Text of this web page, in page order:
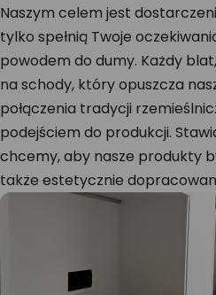
Naszym celem jest
tylko spełnią Twoje
powodem do dumy. Każdy
na schody, który opuszcza
połączenia tradycji
podejściem do produkcji.
chcemy, aby nasze produkty
także estetycznie